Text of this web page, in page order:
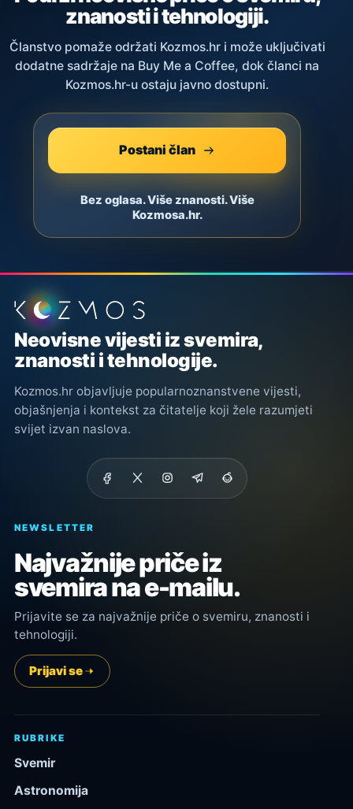
znanosti i tehnologiji.
Članstvo pomaže održati Kozmos.hr i može uključivati
dodatne sadržaje na Buy Me a Coffee, dok članci na
Kozmos.hr-u ostaju javno dostupni.
Postani član
Bez oglasa. Više znanosti. Više
Kozmosa.hr.
Podnožje stranice
Neovisne vijesti iz svemira,
znanosti i tehnologije.
Kozmos.hr objavljuje popularnoznanstvene vijesti,
objašnjenja i kontekst za čitatelje koji žele razumjeti
svijet izvan naslova.
NEWSLETTER
Najvažnije priče iz
svemira na e-mailu.
Prijavite se za najvažnije priče o svemiru, znanosti i
tehnologiji.
Prijavi se
RUBRIKE
Svemir
Astronomija